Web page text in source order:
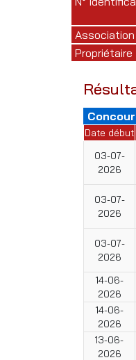
Association
Propriétaire
Date début
03-07-
2026
03-07-
2026
03-07-
2026
14-06-
2026
14-06-
2026
13-06-
2026